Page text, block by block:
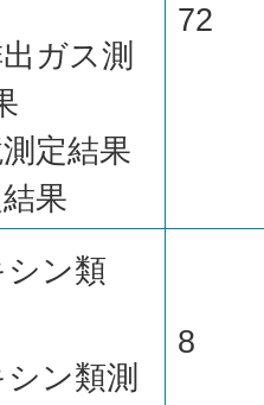
ガス測
定結果
果
72
ン類
ン類測
8